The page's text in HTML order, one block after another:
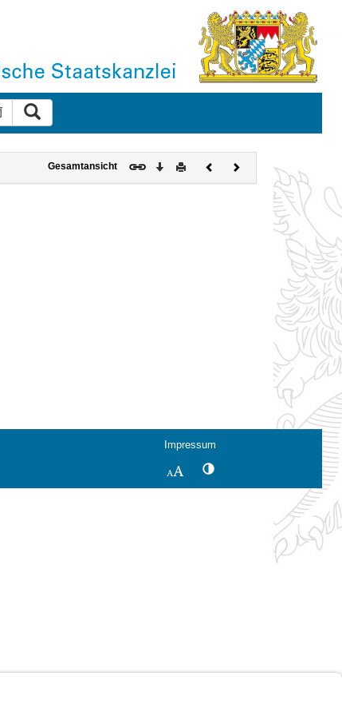
Suche zurücksetzen
Gesamtansicht Download
DruckenVorherigesNächstes
Dokument
Impressum
SchriftgrößeKontrastwechsel